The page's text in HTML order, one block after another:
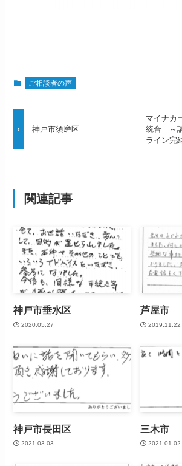
ご相談者の声
神戸市須磨区
マイナカ
統合 ～
ライン完
関連記事
神戸市垂水区
2020.05.27
芦屋市
2019.11.22
神戸市長田区
2021.03.03
三木市
2021.01.02